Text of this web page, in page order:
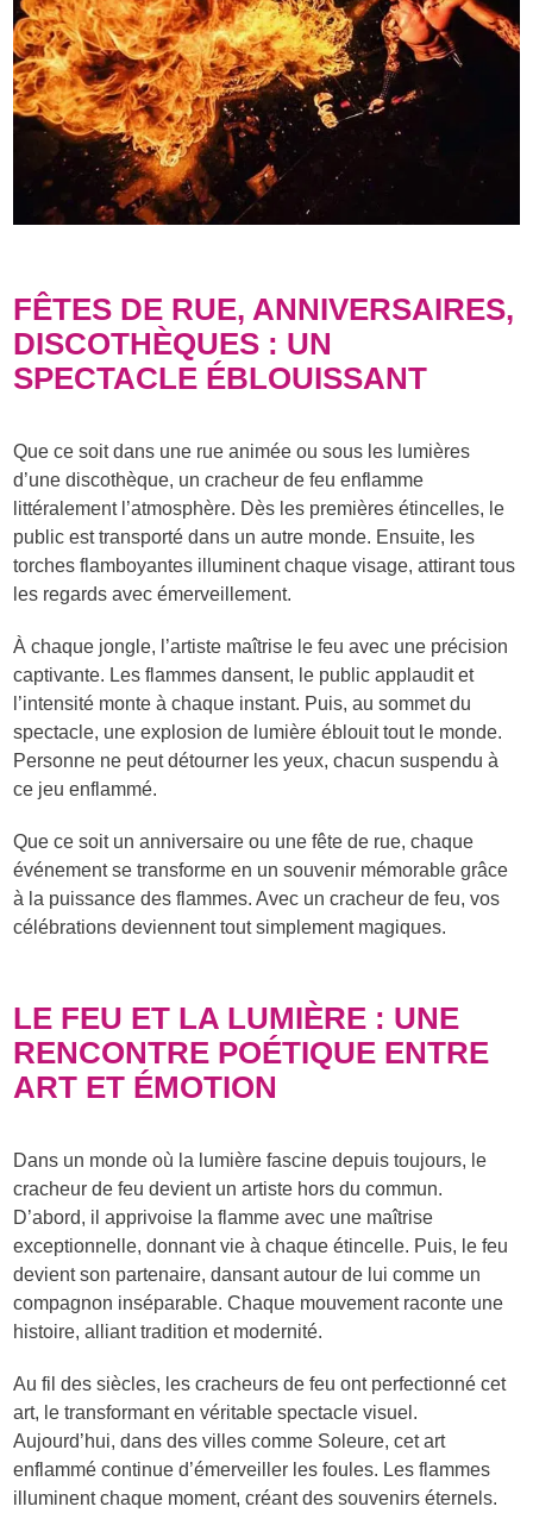
FÊTES DE RUE, ANNIVERSAIRES,
DISCOTHÈQUES : UN
SPECTACLE ÉBLOUISSANT
Que ce soit dans une rue animée ou sous les lumières
d’une discothèque, un cracheur de feu enflamme
littéralement l’atmosphère. Dès les premières étincelles, le
public est transporté dans un autre monde. Ensuite, les
torches flamboyantes illuminent chaque visage, attirant tous
les regards avec émerveillement.
À chaque jongle, l’artiste maîtrise le feu avec une précision
captivante. Les flammes dansent, le public applaudit et
l’intensité monte à chaque instant. Puis, au sommet du
spectacle, une explosion de lumière éblouit tout le monde.
Personne ne peut détourner les yeux, chacun suspendu à
ce jeu enflammé.
Que ce soit un anniversaire ou une fête de rue, chaque
événement se transforme en un souvenir mémorable grâce
à la puissance des flammes. Avec un cracheur de feu, vos
célébrations deviennent tout simplement magiques.
LE FEU ET LA LUMIÈRE : UNE
RENCONTRE POÉTIQUE ENTRE
ART ET ÉMOTION
Dans un monde où la lumière fascine depuis toujours, le
cracheur de feu devient un artiste hors du commun.
D’abord, il apprivoise la flamme avec une maîtrise
exceptionnelle, donnant vie à chaque étincelle. Puis, le feu
devient son partenaire, dansant autour de lui comme un
compagnon inséparable. Chaque mouvement raconte une
histoire, alliant tradition et modernité.
Au fil des siècles, les cracheurs de feu ont perfectionné cet
art, le transformant en véritable spectacle visuel.
Aujourd’hui, dans des villes comme Soleure, cet art
enflammé continue d’émerveiller les foules. Les flammes
illuminent chaque moment, créant des souvenirs éternels.